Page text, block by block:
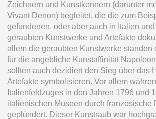
Zeichnern und Kunstkennern (darunter
Vivant Denon) begleitet, die die zum
gefundenen, oder aber auch in Italien
geraubten Kunstwerke und Artefakte
allem die geraubten Kunstwerke standen
für die angebliche Kunstaffinität
sollten auch dezidiert den Sieg über das
Artefakte symbolisieren. Vor allem
Italienfeldzuges in den Jahren 1796 und
italienischen Museen durch französische
geplündert. Dieser Kunstraub war